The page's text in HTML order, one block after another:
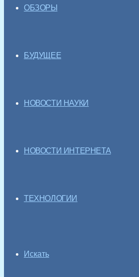
ОБЗОРЫ
БУДУЩЕЕ
НОВОСТИ НАУКИ
НОВОСТИ ИНТЕРНЕТА
ТЕХНОЛОГИИ
Искать